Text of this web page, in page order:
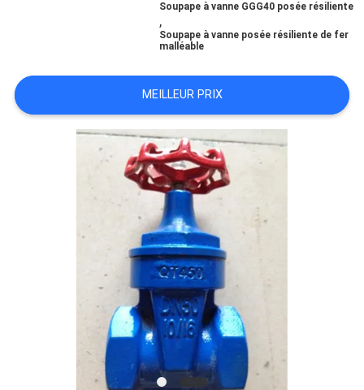
DE
SOUMISSION
POLITIQUE
CONFIDENTIALITÉ
Soupape à vanne GGG40 posée résiliente
,
Soupape à vanne posée résiliente de fer
malléable
MEILLEUR PRIX